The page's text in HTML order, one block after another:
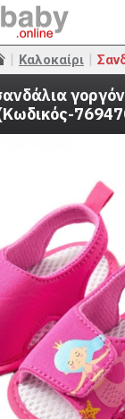
Καλοκαίρι